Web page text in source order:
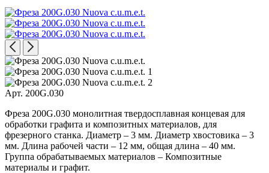
Арт. 200G.030
Фреза 200G.030 монолитная твердосплавная концевая для
обработки графита и композитных материалов, для
фрезерного станка. Диаметр – 3 мм. Диаметр хвостовика – 3
мм. Длина рабочей части – 12 мм, общая длина – 40 мм.
Группа обрабатываемых материалов – Композитные
материалы и графит.